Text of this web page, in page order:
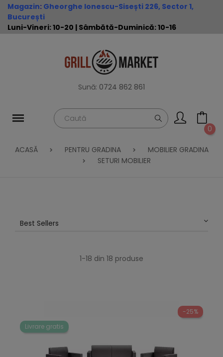
Magazin: Gheorghe Ionescu-Sisești 226, Sector 1,
București
Luni-Vineri: 10-20 | Sâmbătă-Duminică: 10-16
Sună: 0724 862 861
0
ACASĂ PENTRU GRADINA
MOBILIER GRADINA
SETURI MOBILIER
Best Sellers
1-18 din 18 produse
-25%
Livrare gratis